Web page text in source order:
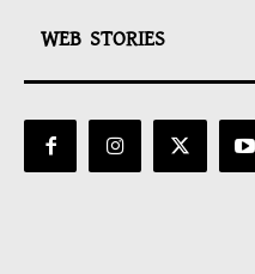
WEB STORIES